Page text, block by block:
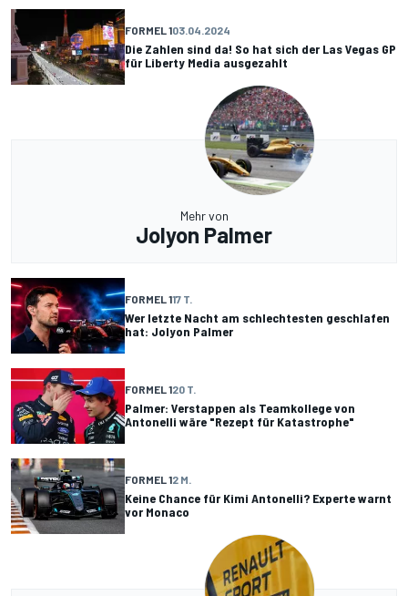
FORMEL 103.04.2024
Die Zahlen sind da! So hat sich der Las Vegas GP
für Liberty Media ausgezahlt
Mehr von
Jolyon Palmer
FORMEL 117 T.
Wer letzte Nacht am schlechtesten geschlafen
hat: Jolyon Palmer
FORMEL 120 T.
Palmer: Verstappen als Teamkollege von
Antonelli wäre "Rezept für Katastrophe"
FORMEL 12 M.
Keine Chance für Kimi Antonelli? Experte warnt
vor Monaco